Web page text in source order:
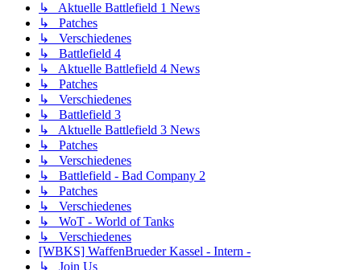
↳ Aktuelle Battlefield 1 News
↳ Patches
↳ Verschiedenes
↳ Battlefield 4
↳ Aktuelle Battlefield 4 News
↳ Patches
↳ Verschiedenes
↳ Battlefield 3
↳ Aktuelle Battlefield 3 News
↳ Patches
↳ Verschiedenes
↳ Battlefield - Bad Company 2
↳ Patches
↳ Verschiedenes
↳ WoT - World of Tanks
↳ Verschiedenes
[WBKS] WaffenBrueder Kassel - Intern -
↳ Join Us